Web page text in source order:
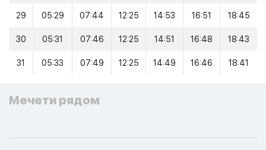
29 05:29 07:44 12:25 14:53 16:51 18:45
30 05:31 07:46 12:25 14:51 16:48 18:43
31 05:33 07:49 12:25 14:49 16:46 18:41
Мечети рядом